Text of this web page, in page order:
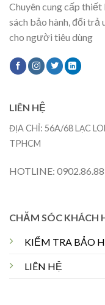
Chuyên cung cấp
sách bảo hành, đổi
cho người tiêu dùng
CHĂM SÓC KHÁCH
KIỂM TRA BẢO
LIÊN HỆ
LIÊN HỆ
ĐỊA CHỈ: 56A/68 LẠC
TPHCM
HOTLINE: